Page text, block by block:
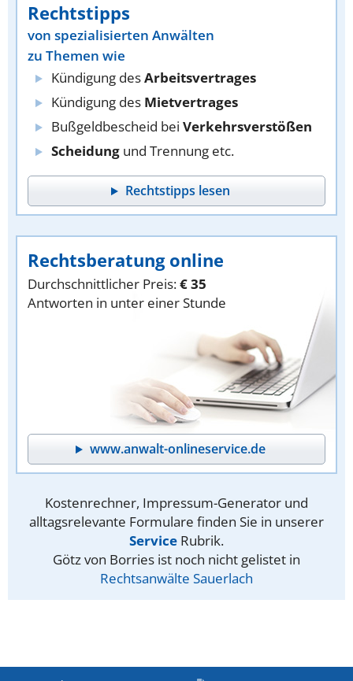
Rechtstipps
von spezialisierten Anwälten
zu Themen wie
Kündigung desArbeitsvertrages
Kündigung des Mietvertrages
Bußgeldbescheid bei Verkehrsverstößen
Scheidung und Trennung etc.
Rechtstipps lesen
Rechtsberatung online
Durchschnittlicher Preis:€ 35
Antworten in unter einer Stunde
www.anwalt-onlineservice.de
Kostenrechner, Impressum-Generator und
alltagsrelevante Formulare finden Sie in unserer
Service Rubrik.
Götz von Borries ist noch nicht gelistet in
Rechtsanwälte Sauerlach